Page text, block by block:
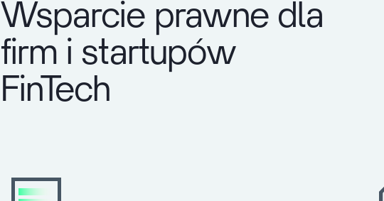
Wsparcie prawne dla
firm i startupów
FinTech